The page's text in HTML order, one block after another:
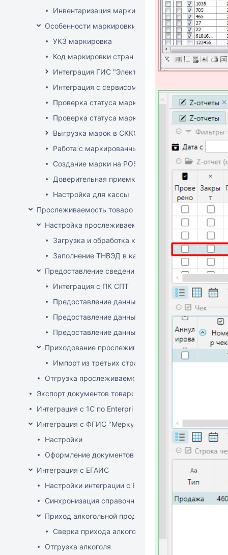
Инвентаризация маркированного товара
Особенности маркировки РБ
УКЗ маркировка
Код маркировки стран ЕАЭС
Интеграция ГИС "Электронный Знак"
Интеграция с сервисом "Цифровой помощник
Проверка статуса марки на ТСД
Проверка статуса марки на приходе
Выгрузка марок в СККО при реализации без
Работа с маркированным товаром на POS
Создание марки на POS
Доверительная приемка маркированного
Настройка для кассы
Прослеживаемость товаров
Настройка прослеживаемости
Загрузка и обработка кодов ТН ВЭД
Заполнение ТНВЭД в карточке товара
Предоставление сведений о прослеживаемых
Интеграция с ПК СПТ
Предоставление данных по остаткам
Предоставление данных о ввозе
Предоставление данных о произведенных
Приходование прослеживаемого товара
Импорт из третьих стран (не ЕАЭС)
Отгрузка прослеживаемого товара
Экспорт документов товародвижения
Интеграция с 1С по EnterpriseData
Интеграция с ФГИС "Меркурий"
Настройки
Оформление документов с ВСД
Интеграция с ЕГАИС
Настройки интеграции с ЕГАИС
Синхронизация справочников
Приход алкогольной продукции
Сверка прихода алкоголя на ТСД
Отгрузка алкоголя